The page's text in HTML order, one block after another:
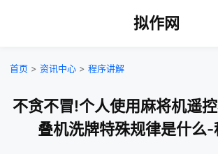
拟作网
首页 > 资讯中心 > 程序讲解
不贪不冒!个人使用麻将机遥
叠机洗牌特殊规律是什么-